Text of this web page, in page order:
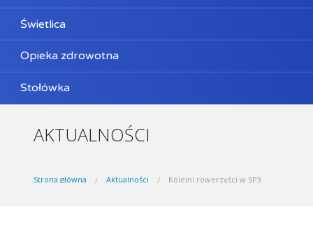
Świetlica
Opieka zdrowotna
Stołówka
AKTUALNOŚCI
Strona główna Aktualności Kolejni rowerzyści w SP3